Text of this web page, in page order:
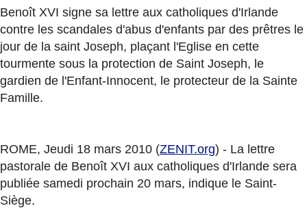
Benoît XVI signe sa lettre aux catholiques d'Irlande
contre les scandales d'abus d'enfants par des prêtres le
jour de la saint Joseph, plaçant l'Eglise en cette
tourmente sous la protection de Saint Joseph, le
gardien de l'Enfant-Innocent, le protecteur de la Sainte
Famille.
ROME, Jeudi 18 mars 2010 (ZENIT.org) - La lettre
pastorale de Benoît XVI aux catholiques d'Irlande sera
publiée samedi prochain 20 mars, indique le Saint-
Siège.